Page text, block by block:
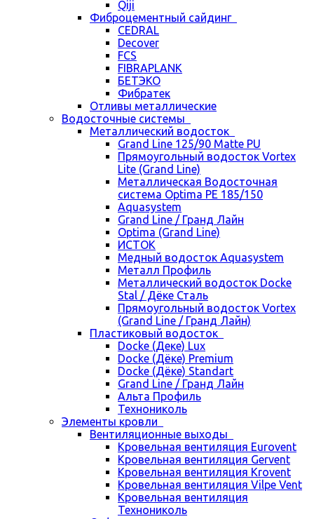
Qiji
Фиброцементный сайдинг
CEDRAL
Decover
FCS
FIBRAPLANK
БЕТЭКО
Фибратек
Отливы металлические
Водосточные системы
Металлический водосток
Grand Line 125/90 Matte PU
Прямоугольный водосток Vortex
Lite (Grand Line)
Металлическая Водосточная
система Optima PE 185/150
Aquasystem
Grand Line / Гранд Лайн
Optima (Grand Line)
ИСТОК
Медный водосток Aquasystem
Металл Профиль
Металлический водосток Docke
Stal / Дёке Сталь
Прямоугольный водосток Vortex
(Grand Line / Гранд Лайн)
Пластиковый водосток
Docke (Деке) Lux
Docke (Дёке) Premium
Docke (Дёке) Standart
Grand Line / Гранд Лайн
Альта Профиль
Технониколь
Элементы кровли
Вентиляционные выходы
Кровельная вентиляция Eurovent
Кровельная вентиляция Gervent
Кровельная вентиляция Krovent
Кровельная вентиляция Vilpe Vent
Кровельная вентиляция
Технониколь